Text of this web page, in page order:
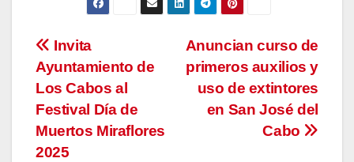
Navegación
de
entradas
Anuncian curso de
primeros auxilios y
uso de extintores
en San José del
Cabo
Invita
Ayuntamiento de
Los Cabos al
Festival Día de
Muertos Miraflores
2025